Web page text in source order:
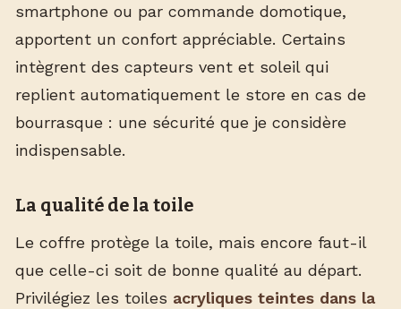
smartphone ou par commande domotique,
apportent un confort appréciable. Certains
intègrent des capteurs vent et soleil qui
replient automatiquement le store en cas de
bourrasque : une sécurité que je considère
indispensable.
La qualité de la toile
Le coffre protège la toile, mais encore faut-il
que celle-ci soit de bonne qualité au départ.
Privilégiez les toiles acryliques teintes dans la